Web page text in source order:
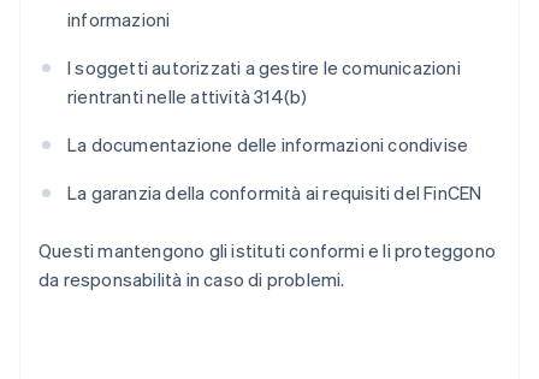
informazioni
I soggetti autorizzati a gestire le comunicazioni
rientranti nelle attività 314(b)
La documentazione delle informazioni condivise
La garanzia della conformità ai requisiti del FinCEN
Questi mantengono gli istituti conformi e li proteggono
da responsabilità in caso di problemi.